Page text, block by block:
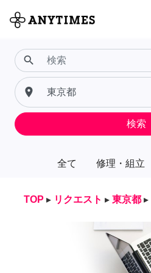
全て 修理・組立
search
place
検索
TOP ▸ リクエスト ▸ 東京都 ▸